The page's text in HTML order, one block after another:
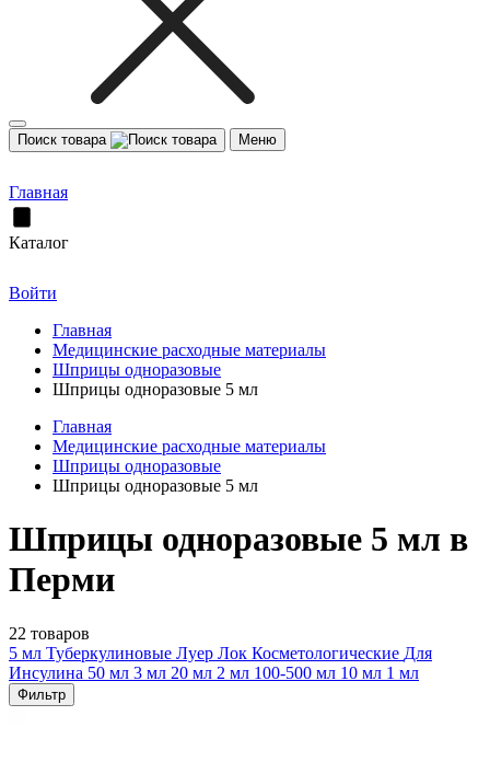
Поиск товара Меню
Главная
Каталог
Войти
Главная
Медицинские расходные материалы
Шприцы одноразовые
Шприцы одноразовые 5 мл
Главная
Медицинские расходные материалы
Шприцы одноразовые
Шприцы одноразовые 5 мл
Шприцы одноразовые 5 мл в
Перми
22 товаров
5 мл Туберкулиновые Луер Лок Косметологические Для
Инсулина 50 мл 3 мл 20 мл 2 мл 100-500 мл 10 мл 1 мл
Фильтр